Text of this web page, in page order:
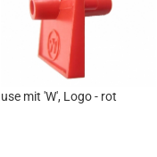
mit 'W', Logo - rot